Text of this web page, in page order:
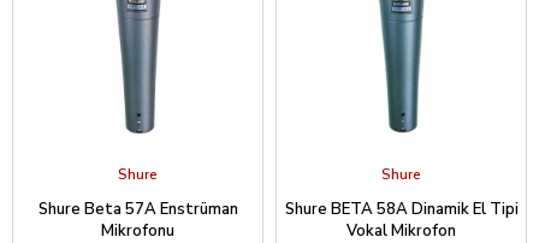
Shure
Shure Beta 57A Enstrüman
Mikrofonu
Shure
Shure BETA 58A Dinamik El Tipi
Vokal Mikrofon